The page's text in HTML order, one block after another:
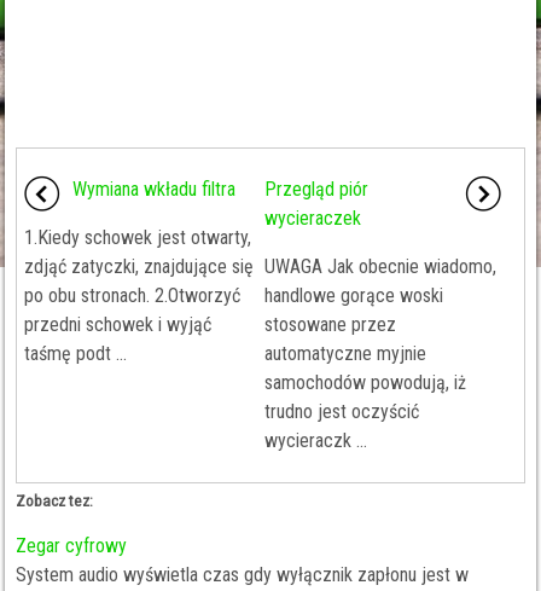
Wymiana wkładu filtra
1.Kiedy schowek jest otwarty,
zdjąć zatyczki, znajdujące się
po obu stronach. 2.Otworzyć
przedni schowek i wyjąć
taśmę podt ...
Przegląd piór
wycieraczek
UWAGA Jak obecnie wiadomo,
handlowe gorące woski
stosowane przez
automatyczne myjnie
samochodów powodują, iż
trudno jest oczyścić
wycieraczk ...
Zobacz tez:
Zegar cyfrowy
System audio wyświetla czas gdy wyłącznik zapłonu jest w